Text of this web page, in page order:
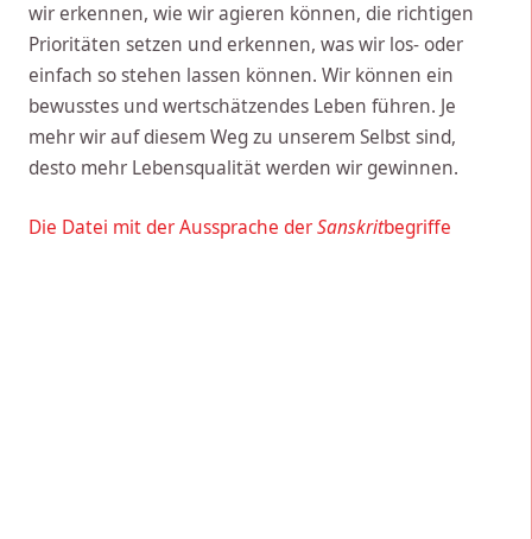
wir erkennen, wie wir agieren können, die richtigen
Prioritäten setzen und erkennen, was wir los- oder
einfach so stehen lassen können. Wir können ein
bewusstes und wertschätzendes Leben führen. Je
mehr wir auf diesem Weg zu unserem Selbst sind,
desto mehr Lebensqualität werden wir gewinnen.
Die Datei mit der Aussprache derSanskritbegriffe